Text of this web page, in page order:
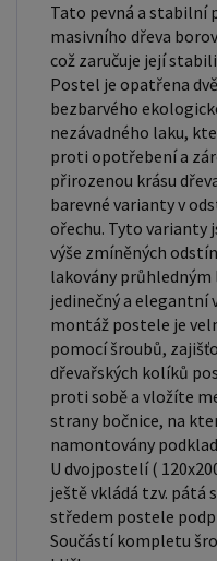
pohyblivostí.
90x200 cm jsou
pro jednolůžko. Tyto
pro jednotlivce a
studentském pokoji,
pokojích. Námi
matrací, nočními
prostorem. Postele
140x200 cm jsou
jednolůžka. Tento
jednotlivce, kteří
standardní
160x200 cm a
standardní pro
nákupem postele se
místa ve své ložnici. Materiál postele: Masiv
borovice je typ dřeva,
pevností a dlouhou
se řadí mezi měkké
Tato pevná a stabilní
masivního dřeva
což zaručuje její
Postel je opatřena
bezbarvého
nezávadného laku,
proti opotřebení a
přirozenou krásu
barevné varianty v
ořechu. Tyto varianty
výše zmíněných
lakovány průhledným
jedinečný a elegantní
montáž postele je
pomocí šroubů,
dřevařských kolíků
proti sobě a vložíte
strany bočnice, na
namontovány
U dvojpostelí (
ještě vkládá tzv. pátá
středem postele
Součástí kompletu